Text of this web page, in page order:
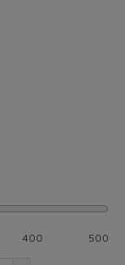
400 500